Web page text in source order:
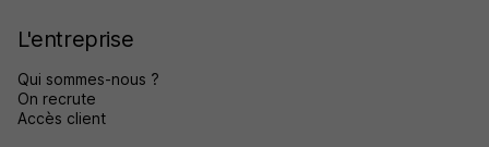
L'entreprise
Qui sommes-nous ?
On recrute
Accès client